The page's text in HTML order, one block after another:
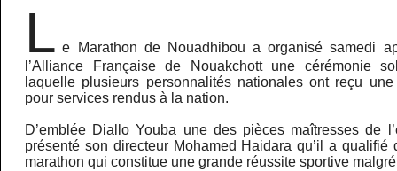
L e Marathon de Nouadhibou a organisé samedi
l’Alliance Française de Nouakchott une cérémonie
laquelle plusieurs personnalités nationales ont reçu
pour services rendus à la nation.
D’emblée Diallo Youba une des pièces maîtresses de
présenté son directeur Mohamed Haidara qu’il a qualifié
marathon qui constitue une grande réussite sportive